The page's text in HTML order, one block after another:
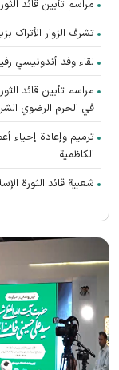
مراسم تأبين قائد
تشرف الزوار الأتراک
لقاء وفد أندونیسي
مراسم تأبین قائد
في الحرم الرضوي
ترميم وإعادة إحياء
الكاظمية
شعبية قائد الثورة
رواق الغدير يستضيف
اتحاد الدول
الشهيد الخامنئي حيّ
الصلاة الأخيرة على
الشريف